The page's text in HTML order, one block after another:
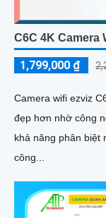
C6C 4K Camera
1,799,000 ₫
Camera wifi ezviz
đẹp hơn nhờ công
khả năng phân biệt
công...